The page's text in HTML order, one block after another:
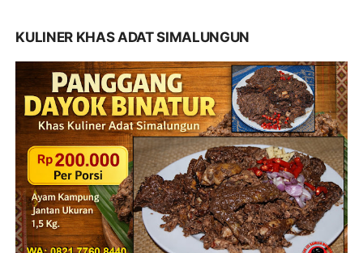
KULINER KHAS ADAT SIMALUNGUN